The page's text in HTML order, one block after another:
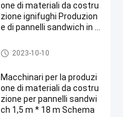
one di materiali da costru
zione ignifughi Produzion
e di pannelli sandwich in p
Macchine per la fabbricazione
di materiali da costruzione
2023-10-10
Macchinari per la produzi
one di materiali da costru
zione per pannelli sandwi
ch 1,5 m * 18 m Schema